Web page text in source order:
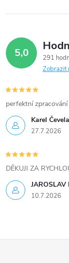
l
d
a
c
í
p
r
v
k
y
ý
5,0
291
Zobrazit
Karel Čevela
27.7.2026
perfektní
JAROSLAV
10.7.2026
DĚKUJI ZA